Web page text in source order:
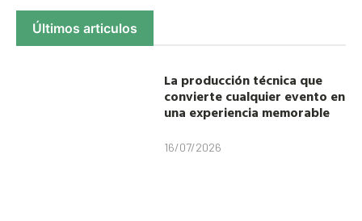
Últimos articulos
La producción técnica que
convierte cualquier evento en
una experiencia memorable
16/07/2026